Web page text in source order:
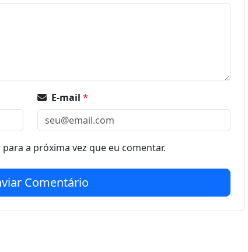
E-mail *
a próxima vez que eu comentar.
Comentário